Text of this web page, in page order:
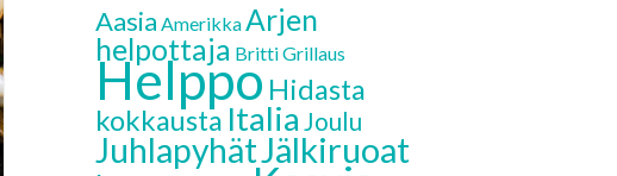
Aasia AmerikkaArjen
helpottaja BrittiGrillaus
HelppoHidasta
kokkausta Italia Joulu
JuhlapyhätJälkiruoat